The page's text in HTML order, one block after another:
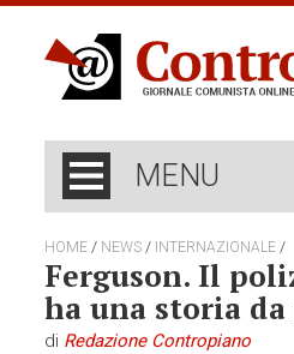
MENU
HOME / NEWS / INTERNAZIONALE /
Ferguson. Il
ha una storia
di Redazione Contropiano